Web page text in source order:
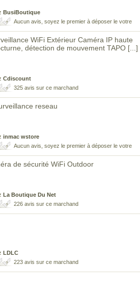
BusiBoutique
Aucun avis, soyez le premier à déposer le votre
WiFi Extérieur Caméra IP haute
détection de mouvement TAPO [...]
Cdiscount
325 avis sur ce marchand
reseau
inmac wstore
Aucun avis, soyez le premier à déposer le votre
de sécurité WiFi Outdoor
La Boutique Du Net
226 avis sur ce marchand
LDLC
223 avis sur ce marchand